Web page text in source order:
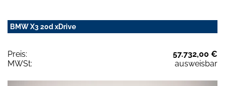
BMW X3 20d xDrive
Preis:
57.732,00 €
MWSt:
ausweisbar